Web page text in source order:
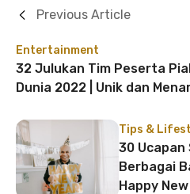
Entertainment
32 Julukan Tim Peserta
Dunia 2022 | Unik dan
Previous Article
Tips &
30 Ucapan
Berbagai
Happy